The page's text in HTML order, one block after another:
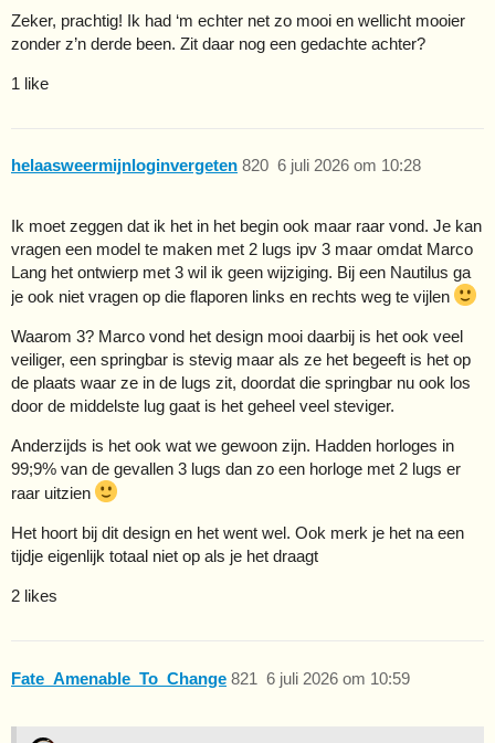
Zeker, prachtig! Ik had ‘m echter net zo mooi en wellicht mooier
zonder z’n derde been. Zit daar nog een gedachte achter?
1 like
helaasweermijnloginvergeten 6 juli 2026 om 10:28
820
Ik moet zeggen dat ik het in het begin ook maar raar vond. Je kan
vragen een model te maken met 2 lugs ipv 3 maar omdat Marco
Lang het ontwierp met 3 wil ik geen wijziging. Bij een Nautilus ga
je ook niet vragen op die flaporen links en rechts weg te vijlen
Waarom 3? Marco vond het design mooi daarbij is het ook veel
veiliger, een springbar is stevig maar als ze het begeeft is het op
de plaats waar ze in de lugs zit, doordat die springbar nu ook los
door de middelste lug gaat is het geheel veel steviger.
Anderzijds is het ook wat we gewoon zijn. Hadden horloges in
99;9% van de gevallen 3 lugs dan zo een horloge met 2 lugs er
raar uitzien
Het hoort bij dit design en het went wel. Ook merk je het na een
tijdje eigenlijk totaal niet op als je het draagt
2 likes
Fate_Amenable_To_Change 6 juli 2026 om 10:59
821